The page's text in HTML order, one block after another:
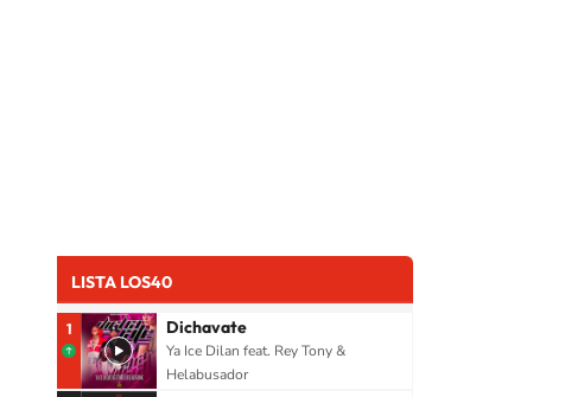
LISTA LOS40
1 Dichavate
Ya Ice Dilan feat. Rey Tony &
Helabusador